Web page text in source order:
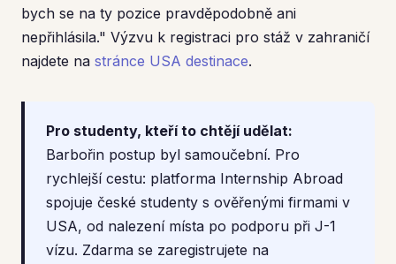
bych se na ty pozice pravděpodobně ani
nepřihlásila." Výzvu k registraci pro stáž v zahraničí
najdete na stránce USA destinace.
Pro studenty, kteří to chtějí udělat:
Barbořin postup byl samoučební. Pro
rychlejší cestu: platforma Internship Abroad
spojuje české studenty s ověřenými firmami v
USA, od nalezení místa po podporu při J-1
vízu. Zdarma se zaregistrujete na